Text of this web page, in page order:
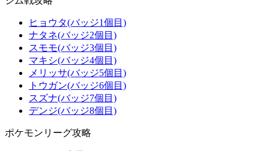
ヒョウタ(バッジ1個目)
ナタネ(バッジ2個目)
スモモ(バッジ3個目)
マキシ(バッジ4個目)
メリッサ(バッジ5個目)
トウガン(バッジ6個目)
スズナ(バッジ7個目)
デンジ(バッジ8個目)
ポケモンリーグ攻略